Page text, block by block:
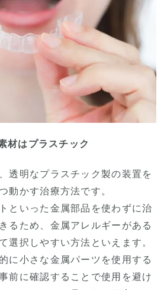
材はプラスチック
透明なプラスチック製の装置を
動かす治療方法です。
といった金属部品を使わずに治
るため、金属アレルギーがある
選択しやすい方法といえます。
に小さな金属パーツを使用する
前に確認することで使用を避け